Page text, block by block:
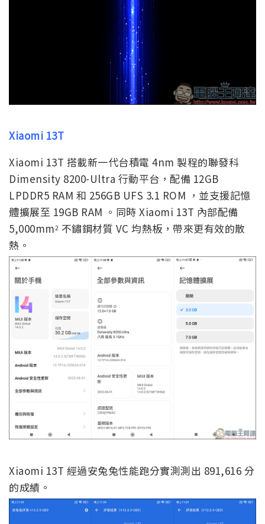
Xiaomi 13T
Xiaomi 13T 搭載新一代台積電 4nm 製程的聯發科
Dimensity 8200-Ultra 行動平台，配備 12GB
LPDDR5 RAM 和 256GB UFS 3.1 ROM ，並支援記憶
體擴展至 19GB RAM 。同時 Xiaomi 13T 內部配備
5,000mm2 不鏽鋼材質 VC 均熱板，帶來更有效的散
熱。
Xiaomi 13T 經過安兔兔性能跑分實測測出 891,616 分
的成績。